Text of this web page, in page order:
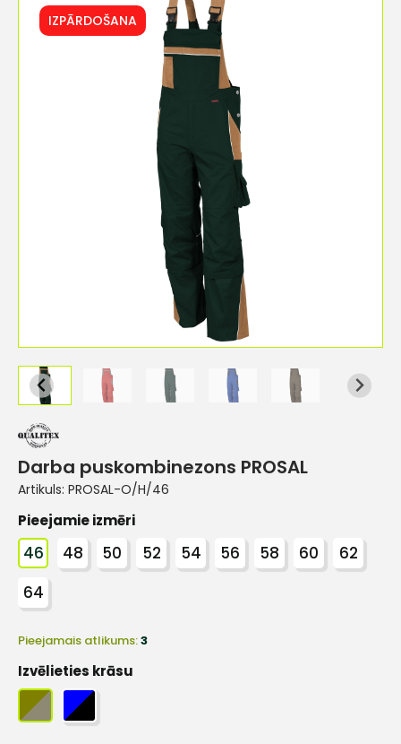
IZPĀRDOŠANA
Darba puskombinezons PROSAL
Artikuls: PROSAL-O/H/46
Pieejamie izmēri
46 48 50 52 54 56 58 60
62
64
Pieejamais atlikums:3
Izvēlieties krāsu